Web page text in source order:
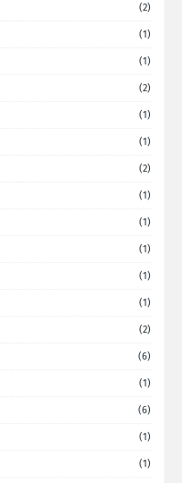
(2)
(1)
(1)
(2)
(1)
(1)
(2)
(1)
(1)
(1)
(1)
(1)
(2)
(6)
(1)
(6)
(1)
(1)